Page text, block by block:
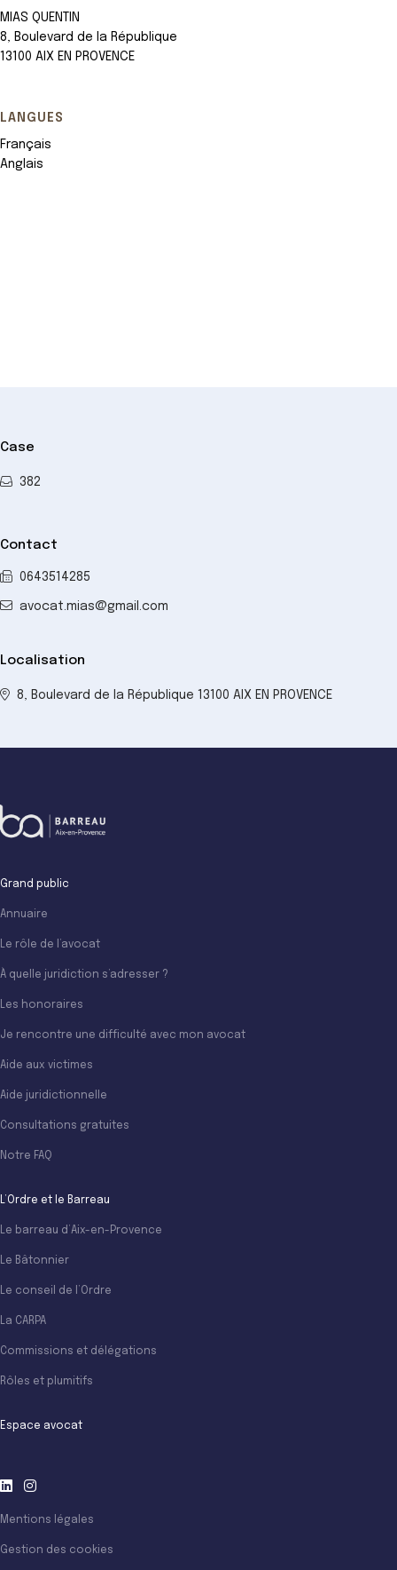
MIAS QUENTIN
8, Boulevard de la République
13100 AIX EN PROVENCE
LANGUES
Français
Anglais
Case
382
Contact
0643514285
avocat.mias@gmail.com
Localisation
8, Boulevard de la République 13100 AIX EN PROVENCE
Grand public
Annuaire
Le rôle de l’avocat
À quelle juridiction s’adresser ?
Les honoraires
Je rencontre une difficulté avec mon avocat
Aide aux victimes
Aide juridictionnelle
Consultations gratuites
Notre FAQ
L’Ordre et le Barreau
Le barreau d’Aix-en-Provence
Le Bâtonnier
Le conseil de l’Ordre
La CARPA
Commissions et délégations
Rôles et plumitifs
Espace avocat
Mentions légales
Gestion des cookies